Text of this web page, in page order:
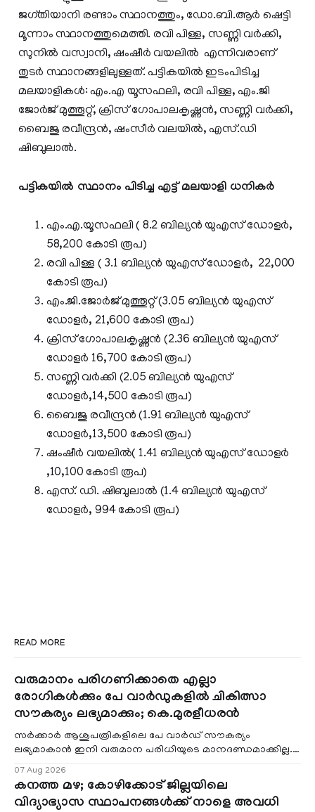
ജഗ്തിയാനി രണ്ടാം സ്ഥാനത്തും, ഡോ.ബി.ആർ ഷെട്ടി
മൂന്നാം സ്ഥാനത്തുമെത്തി. രവി പിള്ള, സണ്ണി വർക്കി,
സുനിൽ വസ്വാനി, ഷംഷീർ വയലിൽ എന്നിവരാണ്
തുടർ സ്ഥാനങ്ങളിലുള്ളത്. പട്ടികയില്‍ ഇടംപിടിച്ച
മലയാളികള്‍: എം.എ യൂസഫലി, രവി പിള്ള, എം.ജി
ജോര്‍ജ് മുത്തൂറ്റ്, ക്രിസ് ഗോപാലകൃഷ്ണന്‍, സണ്ണി വര്‍ക്കി,
ബൈജു രവീന്ദ്രന്‍, ഷംസീര്‍ വലയില്‍, എസ്.ഡി
ഷിബുലാല്‍.
പട്ടികയിൽ സ്ഥാനം പിടിച്ച എട്ട് മലയാളി ധനികർ
എം.എ.യൂസഫലി ( 8.2 ബില്യൻ യുഎസ് ഡോളർ,
58,200 കോടി രൂപ)
രവി പിള്ള ( 3.1 ബില്യൻ യുഎസ് ഡോളർ, 22,000
കോടി രൂപ)
എം.ജി.ജോർജ് മുത്തൂറ്റ് (3.05 ബില്യൻ യുഎസ്
ഡോളർ, 21,600 കോടി രൂപ)
ക്രിസ് ഗോപാലകൃഷ്ണന്‍ (2.36 ബില്യൻ യുഎസ്
ഡോളർ 16,700 കോടി രൂപ)
സണ്ണി വര്‍ക്കി (2.05 ബില്യൻ യുഎസ്
ഡോളർ,14,500 കോടി രൂപ)
ബൈജു രവീന്ദ്രൻ (1.91 ബില്യൻ യുഎസ്
ഡോളർ,13,500 കോടി രൂപ)
ഷംഷീര്‍ വയലിൽ( 1.41 ബില്യൻ യുഎസ് ഡോളർ
,10,100 കോടി രൂപ)
എസ്. ഡി. ഷിബുലാൽ (1.4 ബില്യൻ യുഎസ്
ഡോളർ, 994 കോടി രൂപ)
READ MORE
വരുമാനം പരിഗണിക്കാതെ എല്ലാ
രോഗികൾക്കും പേ വാർഡുകളിൽ ചികിത്സാ
സൗകര്യം ലഭ്യമാക്കും; കെ.മുരളീധരൻ
സർക്കാർ ആശുപത്രികളിലെ പേ വാർഡ് സൗകര്യം
ലഭ്യമാകാൻ ഇനി വരുമാന പരിധിയുടെ മാനദണ്ഡമാക്കില്ല.
07 Aug 2026
കനത്ത മഴ; കോഴിക്കോട് ജില്ലയിലെ
വിദ്യാഭ്യാസ സ്ഥാപനങ്ങൾക്ക് നാളെ അവധി